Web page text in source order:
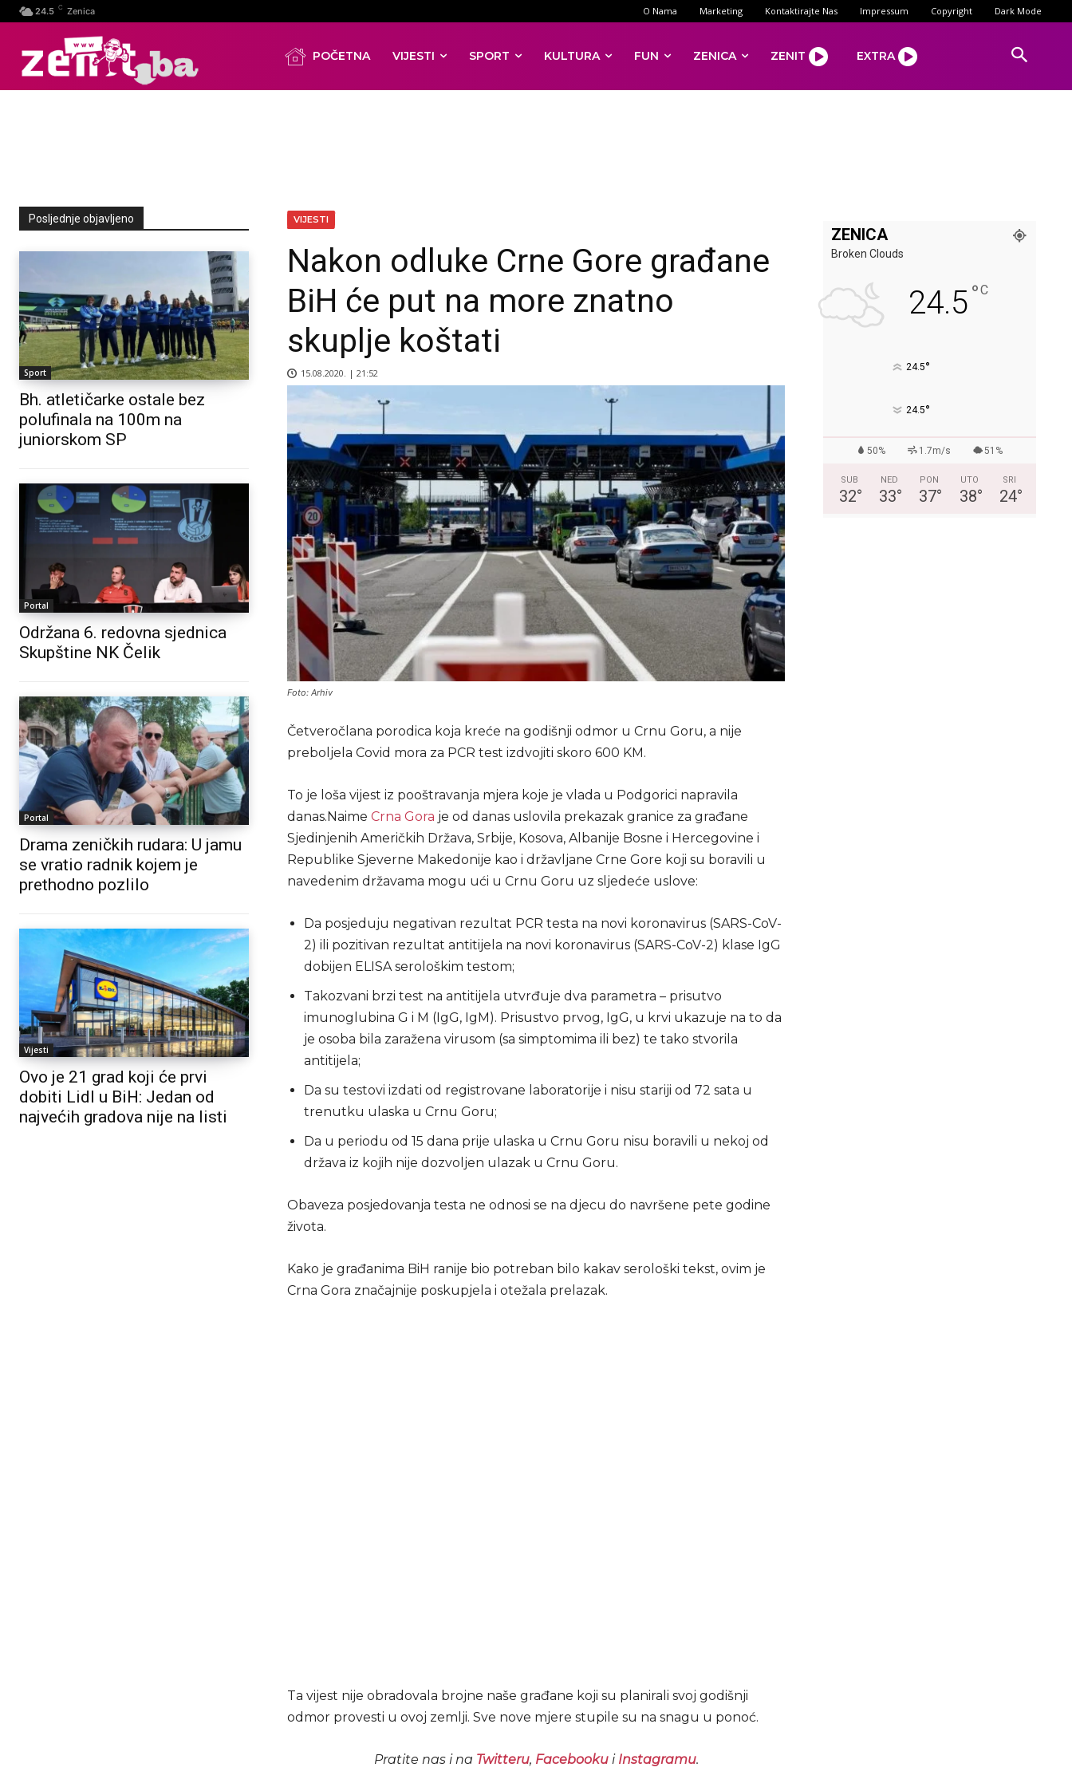
24.5 C Zenica O Nama Marketing Kontaktirajte Nas Impressum Copyright Dark Mode
POČETNA VIJESTI SPORT KULTURA FUN ZENICA ZENIT EXTRA
Posljednje objavljeno
Sport
Bh. atletičarke ostale bez
polufinala na 100m na
juniorskom SP
Portal
Održana 6. redovna sjednica
Skupštine NK Čelik
Portal
Drama zeničkih rudara: U jamu
se vratio radnik kojem je
prethodno pozlilo
Vijesti
Ovo je 21 grad koji će prvi
dobiti Lidl u BiH: Jedan od
najvećih gradova nije na listi
VIJESTI
Nakon odluke Crne Gore građane
BiH će put na more znatno
skuplje koštati
15.08.2020. | 21:52
Foto: Arhiv
Četveročlana porodica koja kreće na godišnji odmor u Crnu Goru, a nije
preboljela Covid mora za PCR test izdvojiti skoro 600 KM.
To je loša vijest iz pooštravanja mjera koje je vlada u Podgorici napravila
danas.Naime Crna Gora je od danas uslovila prekazak granice za građane
Sjedinjenih Američkih Država, Srbije, Kosova, Albanije Bosne i Hercegovine i
Republike Sjeverne Makedonije kao i državljane Crne Gore koji su boravili u
navedenim državama mogu ući u Crnu Goru uz sljedeće uslove:
Da posjeduju negativan rezultat PCR testa na novi koronavirus (SARS-CoV-
2) ili pozitivan rezultat antitijela na novi koronavirus (SARS-CoV-2) klase IgG
dobijen ELISA serološkim testom;
Takozvani brzi test na antitijela utvrđuje dva parametra – prisutvo
imunoglubina G i M (IgG, IgM). Prisustvo prvog, IgG, u krvi ukazuje na to da
je osoba bila zaražena virusom (sa simptomima ili bez) te tako stvorila
antitijela;
Da su testovi izdati od registrovane laboratorije i nisu stariji od 72 sata u
trenutku ulaska u Crnu Goru;
Da u periodu od 15 dana prije ulaska u Crnu Goru nisu boravili u nekoj od
država iz kojih nije dozvoljen ulazak u Crnu Goru.
Obaveza posjedovanja testa ne odnosi se na djecu do navršene pete godine
života.
Kako je građanima BiH ranije bio potreban bilo kakav serološki tekst, ovim je
Crna Gora značajnije poskupjela i otežala prelazak.
Ta vijest nije obradovala brojne naše građane koji su planirali svoj godišnji
odmor provesti u ovoj zemlji. Sve nove mjere stupile su na snagu u ponoć.
Pratite nas i na Twitteru, Facebookui Instagramu.
ZENICA
Broken Clouds
24.5°C
24.5°
24.5°
50% 1.7m/s 51%
SUB
32°
NED
33°
PON
37°
UTO
38°
SRI
24°